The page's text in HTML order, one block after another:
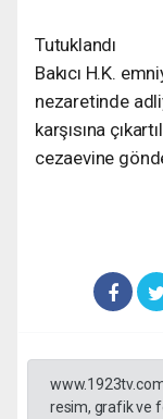
Tutuklandı
Bakıcı H.K.
nezaretinde
karşısına
cezaevine
resim, grafik ve